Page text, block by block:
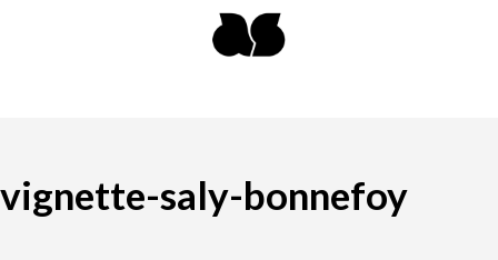
vignette-saly-bonnefoy